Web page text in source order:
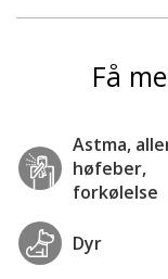
Få
Astma,
høfeber,
forkølelse
Dyr